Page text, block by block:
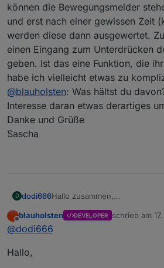
können die Bewegungsmelder
und erst nach einer gewissen Zeit
werden diese dann ausgewertet.
einen Eingang zum Unterdrücken
geben. Ist das eine Funktion, die
habe ich vielleicht etwas zu
@blauholsten: Was hältst du
Interesse daran etwas derartiges
Danke und Grüße
Sascha
D dodi666Hallo zusammen,
in die Alarmanlage einbinden?
Wie habt ihr das gemacht?
Offline
blauholsten DEVELOPER schrieb am
zuletzt
@dodi666
Hallo,